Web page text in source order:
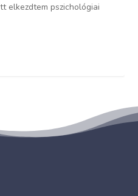
elkezdtem pszichológiai